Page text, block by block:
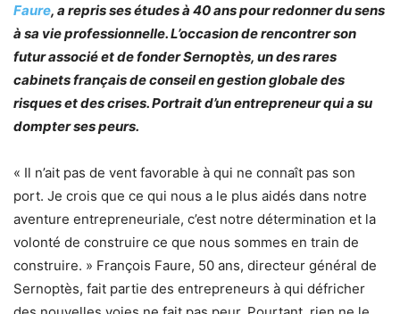
Faure, a repris ses études à 40 ans pour redonner du sens
à sa vie professionnelle. L’occasion de rencontrer son
futur associé et de fonder Sernoptès, un des rares
cabinets français de conseil en gestion globale des
risques et des crises. Portrait d’un entrepreneur qui a su
dompter ses peurs.
« Il n’ait pas de vent favorable à qui ne connaît pas son
port. Je crois que ce qui nous a le plus aidés dans notre
aventure entrepreneuriale, c’est notre détermination et la
volonté de construire ce que nous sommes en train de
construire. » François Faure, 50 ans, directeur général de
Sernoptès, fait partie des entrepreneurs à qui défricher